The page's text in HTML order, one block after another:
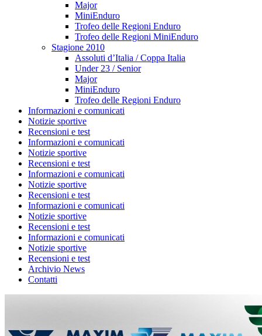
Major
MiniEnduro
Trofeo delle Regioni Enduro
Trofeo delle Regioni MiniEnduro
Stagione 2010
Assoluti d’Italia / Coppa Italia
Under 23 / Senior
Major
MiniEnduro
Trofeo delle Regioni Enduro
Informazioni e comunicati
Notizie sportive
Recensioni e test
Informazioni e comunicati
Notizie sportive
Recensioni e test
Informazioni e comunicati
Notizie sportive
Recensioni e test
Informazioni e comunicati
Notizie sportive
Recensioni e test
Informazioni e comunicati
Notizie sportive
Recensioni e test
Archivio News
Contatti